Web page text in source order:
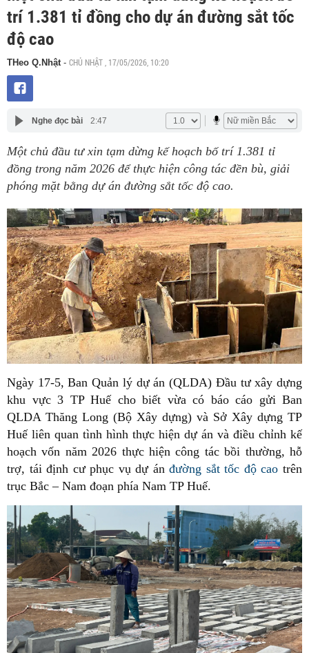
trí 1.381 tỉ đồng cho dự án đường sắt tốc
độ cao
THeo Q.Nhật- CHỦ NHẬT , 17/05/2026, 10:20
Nghe đọc bài 2:47
Một chủ đầu tư xin tạm dừng kế hoạch bố trí 1.381 tỉ
đồng trong năm 2026 để thực hiện công tác đền bù, giải
phóng mặt bằng dự án đường sắt tốc độ cao.
Ngày 17-5, Ban Quản lý dự án (QLDA) Đầu tư xây dựng
khu vực 3 TP Huế cho biết vừa có báo cáo gửi Ban
QLDA Thăng Long (Bộ Xây dựng) và Sở Xây dựng TP
Huế liên quan tình hình thực hiện dự án và điều chỉnh kế
hoạch vốn năm 2026 thực hiện công tác bồi thường, hỗ
trợ, tái định cư phục vụ dự ánđường sắt tốc độ cao trên
trục Bắc – Nam đoạn phía Nam TP Huế.